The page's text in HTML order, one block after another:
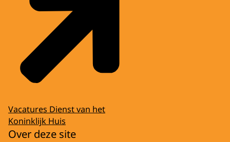
Vacatures Dienst van het
Koninklijk Huis
Over deze site